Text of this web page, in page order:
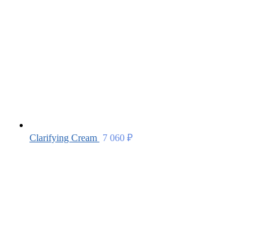
Clarifying Cream 7 060 ₽